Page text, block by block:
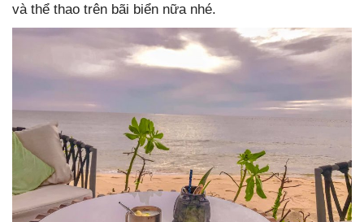
và thể thao trên bãi biển nữa nhé.